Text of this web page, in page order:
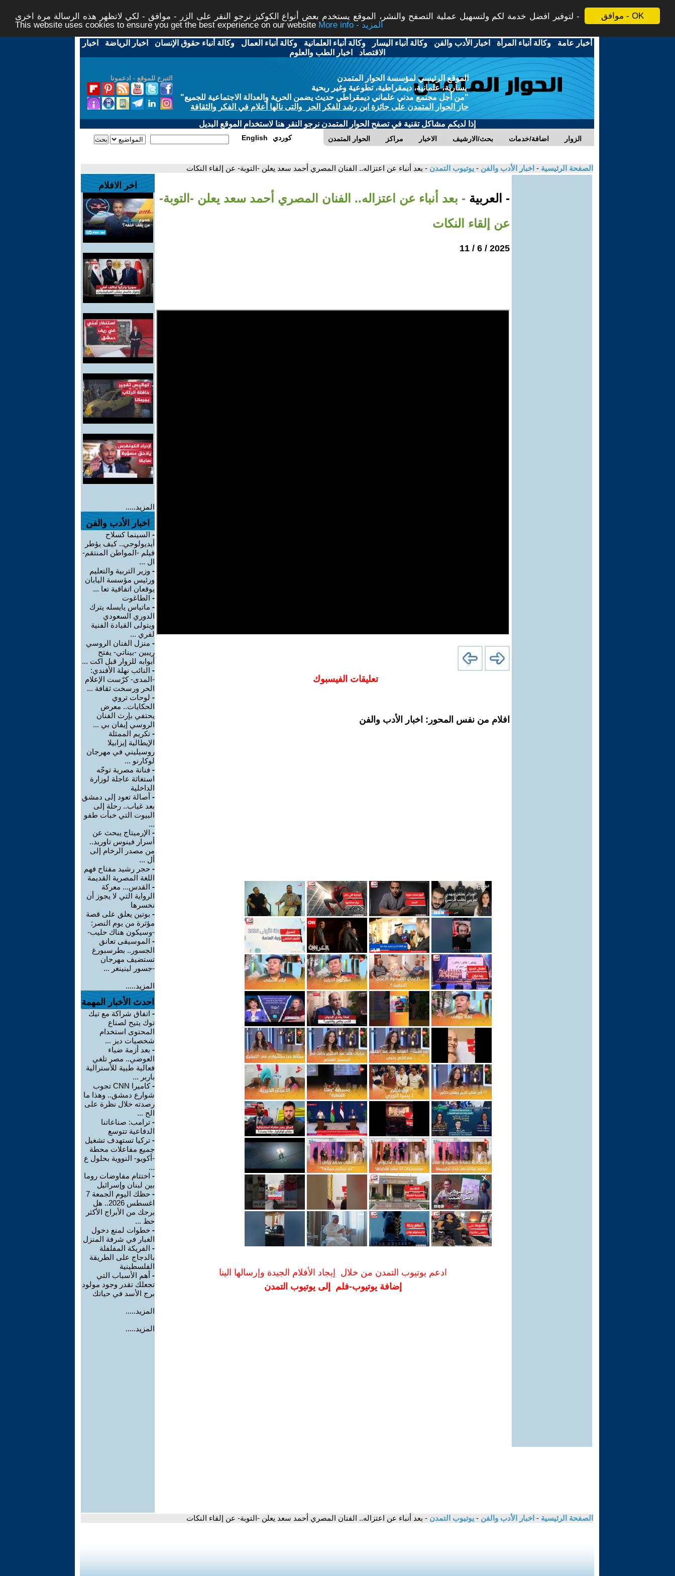
موافق - OK
لتوفير افضل خدمة لكم ولتسهيل عملية التصفح والنشر، الموقع يستخدم بعض أنواع الكوكيز نرجو النقر على الزر - موافق - لكي لاتظهر هذه الرسالة مرة اخرى -
This website uses cookies to ensure you get the best experience on our website
More info - المزيد
أخبار عامة -وكالة أنباء المرأة - اخبار الأدب والفن -وكالة أنباء اليسار -وكالة أنباء العلمانية -وكالة أنباء العمال -وكالة أنباء حقوق الإنسان - اخبار الرياضة - اخبار
الاقتصاد - اخبار الطب والعلوم
التبرع للموقع - ادعمونا
الموقع الرئيسي لمؤسسة الحوار المتمدن
يسارية، علمانية، ديمقراطية، تطوعية وغير ربحية
"من أجل مجتمع مدني علماني ديمقراطي حديث يضمن الحرية والعدالة الاجتماعية للجميع"
حاز الحوار المتمدن على جائزة ابن رشد للفكر الحر والتى نالها أعلام في الفكر والثقافة
إذا لديكم مشاكل تقنية في تصفح الحوار المتمدن نرجو النقر هنا لاستخدام الموقع البديل
الحوار المتمدن مراكز الاخبار بحث/الارشيف اضافة/خدمات الزوار English كوردي
الصفحة الرئيسية - اخبار الأدب والفن - يوتيوب التمدن - بعد أنباء عن اعتزاله.. الفنان المصري أحمد سعد يعلن -التوبة- عن إلقاء النكات
- العربية - بعد أنباء عن اعتزاله.. الفنان المصري أحمد سعد يعلن -التوبة-
عن إلقاء النكات
2025 / 6 / 11
تعليقات الفيسبوك
افلام من نفس المحور: اخبار الأدب والفن
ادعم يوتيوب التمدن من خلال إيجاد الأفلام الجيدة وإرسالها الينا
إضافة يوتيوب-فلم إلى يوتيوب التمدن
اخر الافلام
المزيد.....
اخبار الأدب والفن
- السينما كسلاح
أيديولوجي.. كيف يؤطر
فيلم -المواطن المنتقم-
ال ...
- وزير التربية والتعليم
ورئيس مؤسسة اليابان
يوقعان اتفاقية تعا ...
- الطاغوت
- ماتياس يايسله يترك
الدوري السعودي
ويتولى القيادة الفنية
لفري ...
- منزل الفنان الروسي
ريبين -بيناتي- يفتح
أبوابه للزوار قبل اكت ...
- النائب نهلة الأفندي:
-المدى- كرّست الإعلام
الحر ورسخت ثقافة ...
- لوحات تروي
الحكايات.. معرض
يحتفي بإرث الفنان
الروسي إيفان بي ...
- تكريم الممثلة
الإيطالية إيزابيلا
روسيليني في مهرجان
لوكارنو ...
- فنانة مصرية توجّه
استغاثة عاجلة لوزارة
الداخلية
- أصالة تعود إلى دمشق
بعد غياب.. رحلة إلى
البيوت التي خبأت طفو
...
- الإرميتاج يبحث عن
أسرار فينوس تاوريد..
من مصدر الرخام إلى
أل ...
- حجر رشيد مفتاح فهم
اللغة المصرية القديمة
- القدس... معركة
الرواية التي لا يجوز أن
نخسرها
- بوتين يعلق على قصة
مؤثرة من يوم النصر:
-وسيكون هناك حليب-
- الموسيقى تعانق
الجسور.. بطرسبورغ
تستضيف مهرجان
-جسور لينينغر ...
المزيد.....
احدث الأخبار المهمة
- اتفاق شراكة مع تيك
توك يتيح لصناع
المحتوى استخدام
شخصيات ديز ...
- بعد أزمة ضياء
العوضي.. مصر تلغي
فعالية طبية للأسترالية
باربر ...
-
كاميرا CNN تجوب
شوارع دمشق.. وهذا ما
رصدته خلال نظرة على
الح ...
- ترامب: صناعاتنا
الدفاعية تتوسع
- تركيا تستهدف تشغيل
جميع مفاعلات محطة
-أكويو- النووية بحلول ع
...
- اختتام مفاوضات روما
بين لبنان وإسرائيل
-
حظك اليوم الجمعة 7
اغسطس 2026.. هل
برجك من الأبراج الأكثر
حظ ...
- خطوات لمنع دخول
الغبار في شرفة المنزل
- الفريكة المفلفلة
بالدجاج على الطريقة
الفلسطينية
- أهم الأسباب التي
تجعلك تقدر وجود مولود
برج الأسد في حياتك
المزيد.....
المزيد.....
الصفحة الرئيسية - اخبار الأدب والفن - يوتيوب التمدن - بعد أنباء عن اعتزاله.. الفنان المصري أحمد سعد يعلن -التوبة- عن إلقاء النكات